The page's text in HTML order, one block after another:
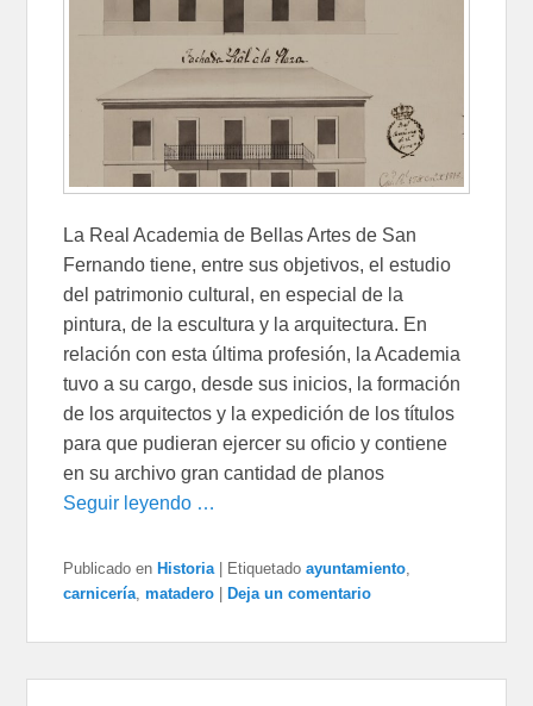
La Real Academia de Bellas Artes de San
Fernando tiene, entre sus objetivos, el estudio
del patrimonio cultural, en especial de la
pintura, de la escultura y la arquitectura. En
relación con esta última profesión, la Academia
tuvo a su cargo, desde sus inicios, la formación
de los arquitectos y la expedición de los títulos
para que pudieran ejercer su oficio y contiene
en su archivo gran cantidad de planos
Seguir leyendo …
Publicado en Historia Etiquetado ayuntamiento,
carnicería,matadero Deja un comentario